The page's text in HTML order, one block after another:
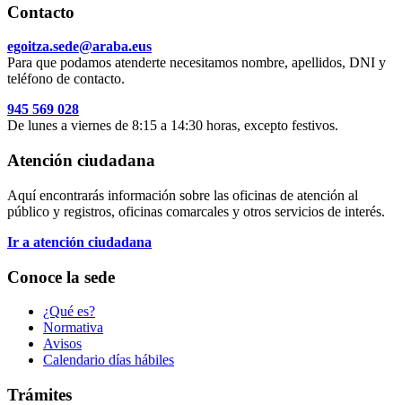
Contacto
egoitza.sede@araba.eus
Para que podamos atenderte necesitamos nombre, apellidos, DNI y
teléfono de contacto.
945 569 028
De lunes a viernes de 8:15 a 14:30 horas, excepto festivos.
Atención ciudadana
Aquí encontrarás información sobre las oficinas de atención al
público y registros, oficinas comarcales y otros servicios de interés.
Ir a atención ciudadana
Conoce la sede
¿Qué es?
Normativa
Avisos
Calendario días hábiles
Trámites